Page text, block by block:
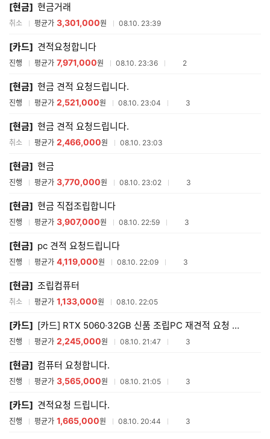
[현금] 현금거래
취소 평균가 3,301,000원 08.10. 23:39
[카드] 견적요청합니다
진행 평균가 7,971,000원 08.10. 23:36 참여업체수
2
[현금] 현금 견적 요청드립니다.
진행 평균가 2,521,000원 08.10. 23:04 참여업체수
3
[현금] 현금 견적 요청드립니다.
취소 평균가 2,466,000원 08.10. 23:03
[현금] 현금
진행 평균가 3,770,000원 08.10. 23:02 참여업체수
3
[현금] 현금 직접조립합니다
진행 평균가 3,907,000원 08.10. 22:59 참여업체수
3
[현금] pc 견적 요청드립니다
진행 평균가 4,119,000원 08.10. 22:09 참여업체수
3
[현금] 조립컴퓨터
취소 평균가 1,133,000원 08.10. 22:05
[카드] [카드] RTX 5060·32GB 신품 조립PC 재견적 요청 (동일 모델)
진행 평균가 2,245,000원 08.10. 21:47 참여업체수
3
[현금] 컴퓨터 요청합니다.
진행 평균가 3,565,000원 08.10. 21:05 참여업체수
3
[카드] 견적요청 드립니다.
진행 평균가 1,665,000원 08.10. 20:44 참여업체수
3